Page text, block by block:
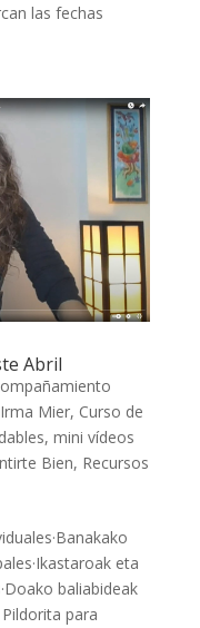
las fechas
Abril
Mier, Curso de
, mini vídeos
Bien, Recursos
eta
baliabideak
Pildorita para